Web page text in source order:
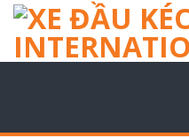
Skip
content